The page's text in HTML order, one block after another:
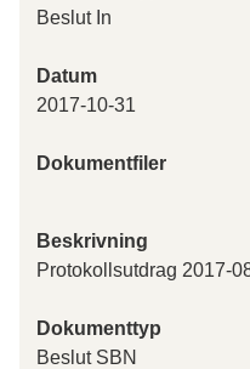
Beslut In
Datum
2017-10-31
Dokumentfiler
Beskrivning
Protokollsutdrag 2017-
Dokumenttyp
Beslut SBN